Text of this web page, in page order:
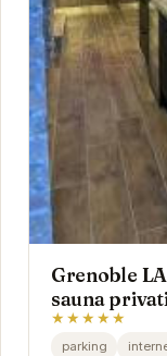
Grenoble
sauna
★★★★★
parking